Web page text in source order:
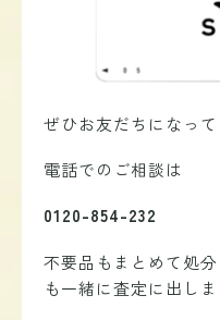
ぜひお友だちになっ
電話でのご相談は
0120-854-232
不要品もまとめて処
も一緒に査定に出しま